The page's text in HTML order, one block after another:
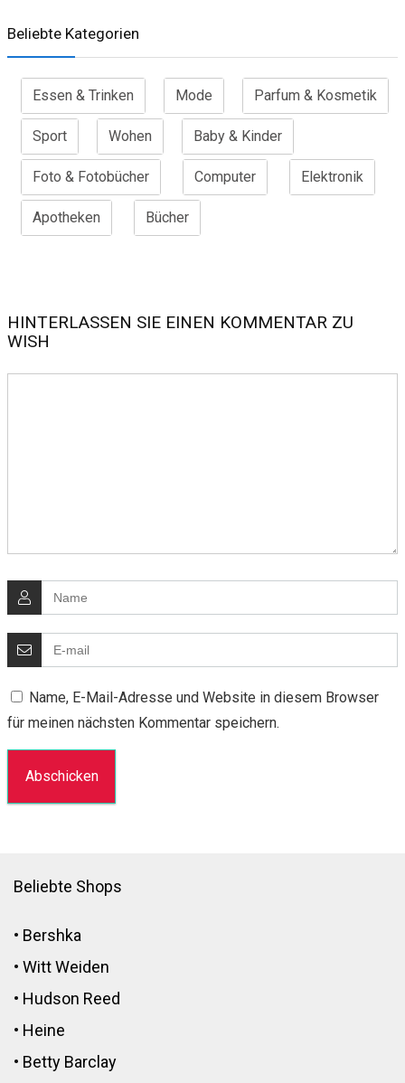
Beliebte Kategorien
Essen & Trinken Mode Parfum & Kosmetik
Sport Wohen Baby & Kinder
Foto & Fotobücher Computer Elektronik
Apotheken Bücher
HINTERLASSEN SIE EINEN KOMMENTAR ZU
WISH
Name, E-Mail-Adresse und Website in diesem Browser
für meinen nächsten Kommentar speichern.
Beliebte Shops
• Bershka
• Witt Weiden
• Hudson Reed
• Heine
• Betty Barclay